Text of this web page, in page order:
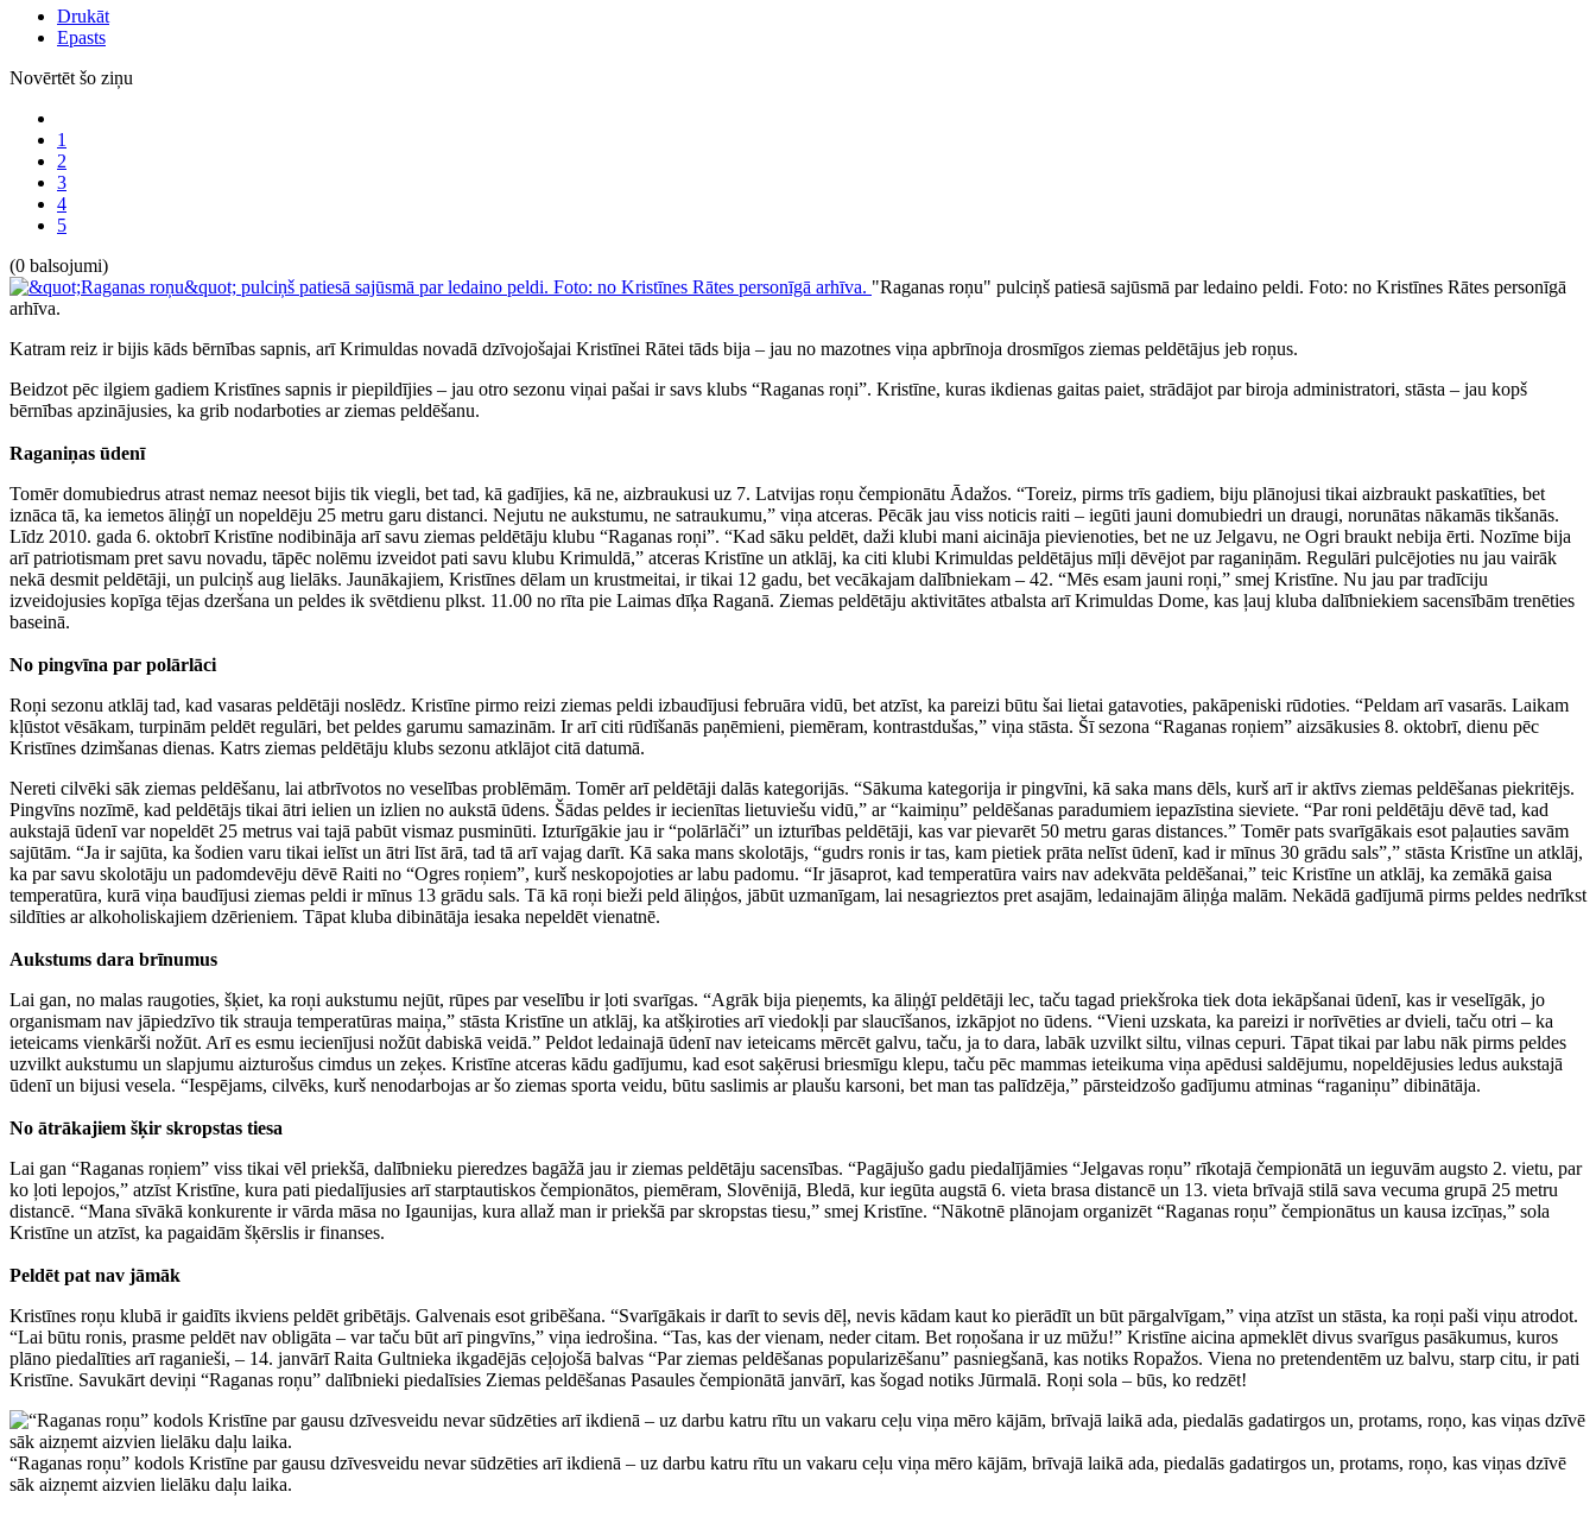
Drukāt
Epasts
Novērtēt šo ziņu
1
2
3
4
5
(0 balsojumi)
"Raganas roņu" pulciņš patiesā sajūsmā par ledaino peldi. Foto: no Kristīnes Rātes personīgā
arhīva.
Katram reiz ir bijis kāds bērnības sapnis, arī Krimuldas novadā dzīvojošajai Kristīnei Rātei tāds bija – jau no mazotnes viņa apbrīnoja drosmīgos ziemas peldētājus jeb roņus.
Beidzot pēc ilgiem gadiem Kristīnes sapnis ir piepildījies – jau otro sezonu viņai pašai ir savs klubs “Raganas roņi”. Kristīne, kuras ikdienas gaitas paiet, strādājot par biroja administratori, stāsta – jau kopš
bērnības apzinājusies, ka grib nodarboties ar ziemas peldēšanu.
Raganiņas ūdenī
Tomēr domubiedrus atrast nemaz neesot bijis tik viegli, bet tad, kā gadījies, kā ne, aizbraukusi uz 7. Latvijas roņu čempionātu Ādažos. “Toreiz, pirms trīs gadiem, biju plānojusi tikai aizbraukt paskatīties, bet
iznāca tā, ka iemetos āliņģī un nopeldēju 25 metru garu distanci. Nejutu ne aukstumu, ne satraukumu,” viņa atceras. Pēcāk jau viss noticis raiti – iegūti jauni domubiedri un draugi, norunātas nākamās tikšanās.
Līdz 2010. gada 6. oktobrī Kristīne nodibināja arī savu ziemas peldētāju klubu “Raganas roņi”. “Kad sāku peldēt, daži klubi mani aicināja pievienoties, bet ne uz Jelgavu, ne Ogri braukt nebija ērti. Nozīme bija
arī patriotismam pret savu novadu, tāpēc nolēmu izveidot pati savu klubu Krimuldā,” atceras Kristīne un atklāj, ka citi klubi Krimuldas peldētājus mīļi dēvējot par raganiņām. Regulāri pulcējoties nu jau vairāk
nekā desmit peldētāji, un pulciņš aug lielāks. Jaunākajiem, Kristīnes dēlam un krustmeitai, ir tikai 12 gadu, bet vecākajam dalībniekam – 42. “Mēs esam jauni roņi,” smej Kristīne. Nu jau par tradīciju
izveidojusies kopīga tējas dzeršana un peldes ik svētdienu plkst. 11.00 no rīta pie Laimas dīķa Raganā. Ziemas peldētāju aktivitātes atbalsta arī Krimuldas Dome, kas ļauj kluba dalībniekiem sacensībām trenēties
baseinā.
No pingvīna par polārlāci
Roņi sezonu atklāj tad, kad vasaras peldētāji noslēdz. Kristīne pirmo reizi ziemas peldi izbaudījusi februāra vidū, bet atzīst, ka pareizi būtu šai lietai gatavoties, pakāpeniski rūdoties. “Peldam arī vasarās. Laikam
kļūstot vēsākam, turpinām peldēt regulāri, bet peldes garumu samazinām. Ir arī citi rūdīšanās paņēmieni, piemēram, kontrastdušas,” viņa stāsta. Šī sezona “Raganas roņiem” aizsākusies 8. oktobrī, dienu pēc
Kristīnes dzimšanas dienas. Katrs ziemas peldētāju klubs sezonu atklājot citā datumā.
Nereti cilvēki sāk ziemas peldēšanu, lai atbrīvotos no veselības problēmām. Tomēr arī peldētāji dalās kategorijās. “Sākuma kategorija ir pingvīni, kā saka mans dēls, kurš arī ir aktīvs ziemas peldēšanas piekritējs.
Pingvīns nozīmē, kad peldētājs tikai ātri ielien un izlien no aukstā ūdens. Šādas peldes ir iecienītas lietuviešu vidū,” ar “kaimiņu” peldēšanas paradumiem iepazīstina sieviete. “Par roni peldētāju dēvē tad, kad
aukstajā ūdenī var nopeldēt 25 metrus vai tajā pabūt vismaz pusminūti. Izturīgākie jau ir “polārlāči” un izturības peldētāji, kas var pievarēt 50 metru garas distances.” Tomēr pats svarīgākais esot paļauties savām
sajūtām. “Ja ir sajūta, ka šodien varu tikai ielīst un ātri līst ārā, tad tā arī vajag darīt. Kā saka mans skolotājs, “gudrs ronis ir tas, kam pietiek prāta nelīst ūdenī, kad ir mīnus 30 grādu sals”,” stāsta Kristīne un atklāj,
ka par savu skolotāju un padomdevēju dēvē Raiti no “Ogres roņiem”, kurš neskopojoties ar labu padomu. “Ir jāsaprot, kad temperatūra vairs nav adekvāta peldēšanai,” teic Kristīne un atklāj, ka zemākā gaisa
temperatūra, kurā viņa baudījusi ziemas peldi ir mīnus 13 grādu sals. Tā kā roņi bieži peld āliņģos, jābūt uzmanīgam, lai nesagrieztos pret asajām, ledainajām āliņģa malām. Nekādā gadījumā pirms peldes nedrīkst
sildīties ar alkoholiskajiem dzērieniem. Tāpat kluba dibinātāja iesaka nepeldēt vienatnē.
Aukstums dara brīnumus
Lai gan, no malas raugoties, šķiet, ka roņi aukstumu nejūt, rūpes par veselību ir ļoti svarīgas. “Agrāk bija pieņemts, ka āliņģī peldētāji lec, taču tagad priekšroka tiek dota iekāpšanai ūdenī, kas ir veselīgāk, jo
organismam nav jāpiedzīvo tik strauja temperatūras maiņa,” stāsta Kristīne un atklāj, ka atšķiroties arī viedokļi par slaucīšanos, izkāpjot no ūdens. “Vieni uzskata, ka pareizi ir norīvēties ar dvieli, taču otri – ka
ieteicams vienkārši nožūt. Arī es esmu iecienījusi nožūt dabiskā veidā.” Peldot ledainajā ūdenī nav ieteicams mērcēt galvu, taču, ja to dara, labāk uzvilkt siltu, vilnas cepuri. Tāpat tikai par labu nāk pirms peldes
uzvilkt aukstumu un slapjumu aizturošus cimdus un zeķes. Kristīne atceras kādu gadījumu, kad esot saķērusi briesmīgu klepu, taču pēc mammas ieteikuma viņa apēdusi saldējumu, nopeldējusies ledus aukstajā
ūdenī un bijusi vesela. “Iespējams, cilvēks, kurš nenodarbojas ar šo ziemas sporta veidu, būtu saslimis ar plaušu karsoni, bet man tas palīdzēja,” pārsteidzošo gadījumu atminas “raganiņu” dibinātāja.
No ātrākajiem šķir skropstas tiesa
Lai gan “Raganas roņiem” viss tikai vēl priekšā, dalībnieku pieredzes bagāžā jau ir ziemas peldētāju sacensības. “Pagājušo gadu piedalījāmies “Jelgavas roņu” rīkotajā čempionātā un ieguvām augsto 2. vietu, par
ko ļoti lepojos,” atzīst Kristīne, kura pati piedalījusies arī starptautiskos čempionātos, piemēram, Slovēnijā, Bledā, kur iegūta augstā 6. vieta brasa distancē un 13. vieta brīvajā stilā sava vecuma grupā 25 metru
distancē. “Mana sīvākā konkurente ir vārda māsa no Igaunijas, kura allaž man ir priekšā par skropstas tiesu,” smej Kristīne. “Nākotnē plānojam organizēt “Raganas roņu” čempionātus un kausa izcīņas,” sola
Kristīne un atzīst, ka pagaidām šķērslis ir finanses.
Peldēt pat nav jāmāk
Kristīnes roņu klubā ir gaidīts ikviens peldēt gribētājs. Galvenais esot gribēšana. “Svarīgākais ir darīt to sevis dēļ, nevis kādam kaut ko pierādīt un būt pārgalvīgam,” viņa atzīst un stāsta, ka roņi paši viņu atrodot.
“Lai būtu ronis, prasme peldēt nav obligāta – var taču būt arī pingvīns,” viņa iedrošina. “Tas, kas der vienam, neder citam. Bet roņošana ir uz mūžu!” Kristīne aicina apmeklēt divus svarīgus pasākumus, kuros
plāno piedalīties arī raganieši, – 14. janvārī Raita Gultnieka ikgadējās ceļojošā balvas “Par ziemas peldēšanas popularizēšanu” pasniegšanā, kas notiks Ropažos. Viena no pretendentēm uz balvu, starp citu, ir pati
Kristīne. Savukārt deviņi “Raganas roņu” dalībnieki piedalīsies Ziemas peldēšanas Pasaules čempionātā janvārī, kas šogad notiks Jūrmalā. Roņi sola – būs, ko redzēt!
“Raganas roņu” kodols Kristīne par gausu dzīvesveidu nevar sūdzēties arī ikdienā – uz darbu katru rītu un vakaru ceļu viņa mēro kājām, brīvajā laikā ada, piedalās gadatirgos un, protams, roņo, kas viņas dzīvē
sāk aizņemt aizvien lielāku daļu laika.